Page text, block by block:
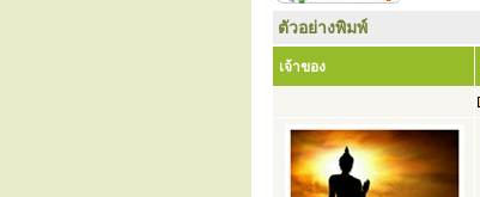
ตัวอย่างพิมพ์
เจ้าของ